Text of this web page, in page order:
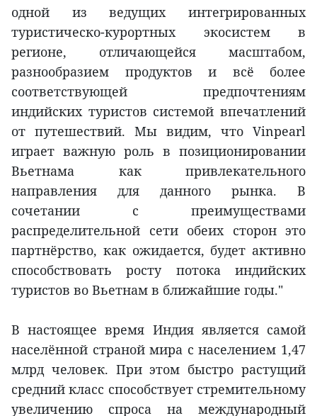
одной из ведущих интегрированных
туристическо-курортных экосистем в
регионе, отличающейся масштабом,
разнообразием продуктов и всё более
соответствующей предпочтениям
индийских туристов системой впечатлений
от путешествий. Мы видим, что Vinpearl
играет важную роль в позиционировании
Вьетнама как привлекательного
направления для данного рынка. В
сочетании с преимуществами
распределительной сети обеих сторон это
партнёрство, как ожидается, будет активно
способствовать росту потока индийских
туристов во Вьетнам в ближайшие годы."
В настоящее время Индия является самой
населённой страной мира с населением 1,47
млрд человек. При этом быстро растущий
средний класс способствует стремительному
увеличению спроса на международный